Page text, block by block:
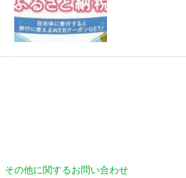
その他に関するお問い合わせ